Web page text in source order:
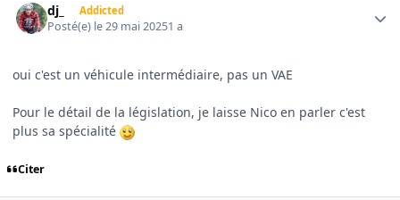
dj_ Addicted
Posté(e) le 29 mai 20251 a
oui c'est un véhicule intermédiaire, pas un VAE
Pour le détail de la législation, je laisse Nico en parler c'est
plus sa spécialité
Citer